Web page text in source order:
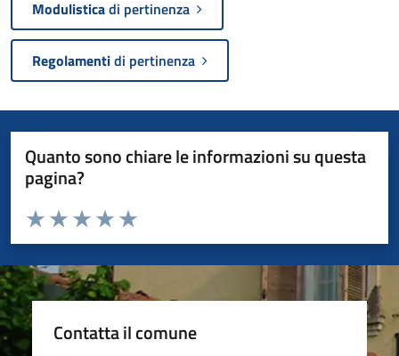
Modulisticadi pertinenza
Regolamentidi pertinenza
Quanto sono chiare le informazioni su questa
pagina?
Valuta da 1 a 5 stelle la pagina
Valuta 5 stelle su 5
Valuta 4 stelle su 5
Valuta 3 stelle su 5
Valuta 2 stelle su 5
Valuta 1 stelle su 5
Contatta il comune